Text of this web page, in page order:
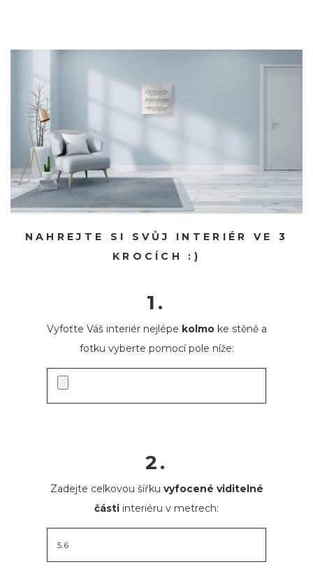
NAHREJTE SI SVŮJ INTERIÉR VE 3
KROCÍCH :)
1.
Vyfoťte Váš interiér nejlépe kolmoke stěně a
fotku vyberte pomocí pole níže:
2.
Zadejte celkovou šířku vyfocené viditelné
části interiéru v metrech: